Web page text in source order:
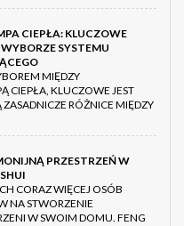
CIEPŁA: KLUCZOWE
SYSTEMU
MIĘDZY
CIEPŁA, KLUCZOWE JEST
RÓŻNICE MIĘDZY
PRZESTRZEŃ W
CORAZ WIĘCEJ OSÓB
NA STWORZENIE
W SWOIM DOMU. FENG